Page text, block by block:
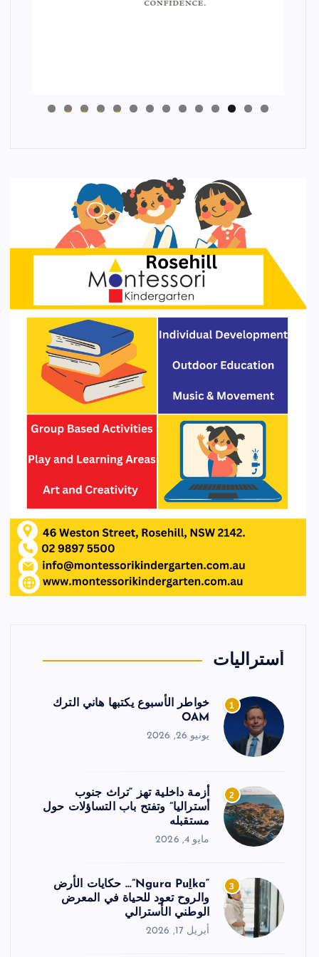
0
1
2
3
4
أستراليات
1
خواطر الأسبوع يكتبها هاني الترك
OAM
يونيو 26, 2026
2
أزمة داخلية تهز “تراث جنوب
أستراليا” وتفتح باب التساؤلات حول
مستقبله
مايو 4, 2026
3
“Ngura Puḻka”… حكايات الأرض
والروح تعود للحياة في المعرض
الوطني الأسترالي
أبريل 17, 2026